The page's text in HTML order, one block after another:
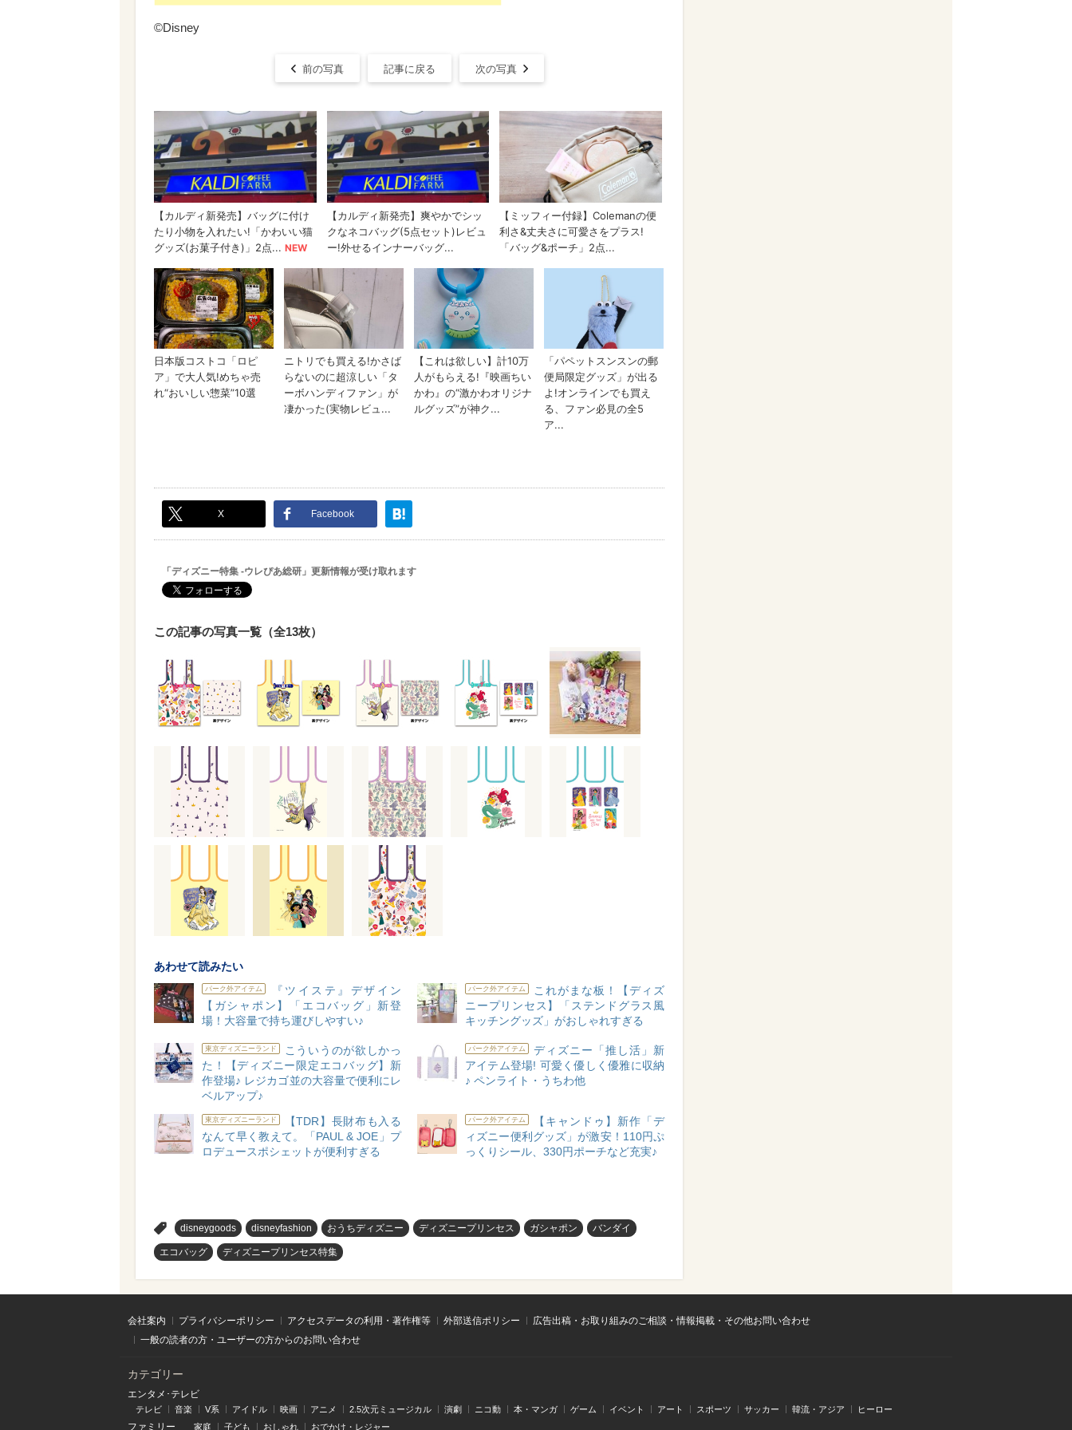
©Disney
前の写真 記事に戻る 次の写真
X Facebook
「ディズニー特集 -ウレぴあ総研」更新情報が受け取れます
この記事の写真一覧（全13枚）
あわせて読みたい
パーク外アイテム
『ツイステ』デザイン
【ガシャポン】「エコバッグ」新登
場！大容量で持ち運びしやすい♪
パーク外アイテム
これがまな板！【ディズ
ニープリンセス】「ステンドグラス風
キッチングッズ」がおしゃれすぎる
東京ディズニーランド
こういうのが欲しかっ
た！【ディズニー限定エコバッグ】新
作登場♪ レジカゴ並の大容量で便利にレ
ベルアップ♪
パーク外アイテム
ディズニー「推し活」新
アイテム登場! 可愛く優しく優雅に収納
♪ ペンライト・うちわ他
東京ディズニーランド
【TDR】長財布も入る
なんて早く教えて。「PAUL & JOE」プ
ロデュースポシェットが便利すぎる
パーク外アイテム
【キャンドゥ】新作「デ
ィズニー便利グッズ」が激安！110円ぷ
っくりシール、330円ポーチなど充実♪
disneygoods disneyfashion おうちディズニー ディズニープリンセス ガシャポン バンダイ
エコバッグ ディズニープリンセス特集
会社案内 プライバシーポリシー アクセスデータの利用・著作権等 外部送信ポリシー
広告出稿・お取り組みのご相談・情報掲載・その他お問い合わせ
一般の読者の方・ユーザーの方からのお問い合わせ
カテゴリー
エンタメ･テレビ
テレビ 音楽 V系 アイドル 映画 アニメ 2.5次元ミュージカル 演劇 ニコ動 本・マンガ ゲーム イベント アート スポーツ サッカー 韓流・アジア ヒーロー
ファミリー 家庭 子ども おしゃれ おでかけ・レジャー